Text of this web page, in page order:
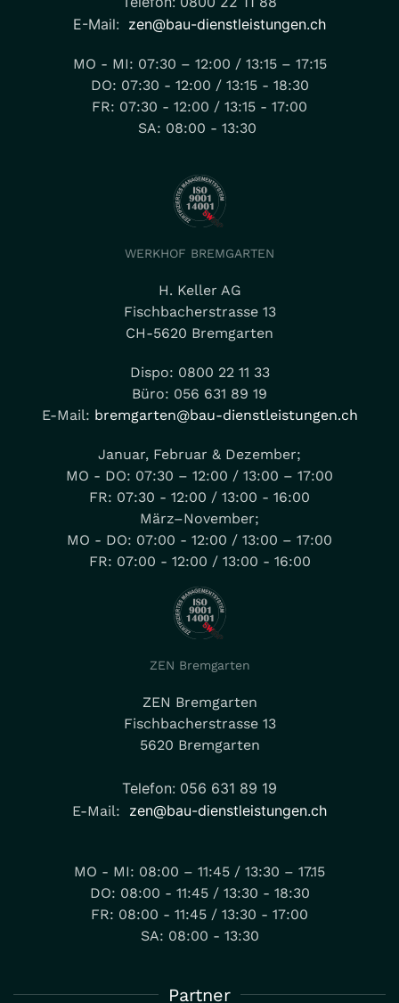
E-Mail: zen@bau-dienstleistungen.ch
MO - MI: 07:30 – 12:00 / 13:15 – 17:15
DO: 07:30 - 12:00 / 13:15 - 18:30
FR: 07:30 - 12:00 / 13:15 - 17:00
SA: 08:00 - 13:30
WERKHOF BREMGARTEN
H. Keller AG
Fischbacherstrasse 13
CH-5620 Bremgarten
Dispo: 0800 22 11 33
Büro: 056 631 89 19
E-Mail: bremgarten@bau-dienstleistungen.ch
Januar, Februar & Dezember;
MO - DO: 07:30 – 12:00 / 13:00 – 17:00
FR: 07:30 - 12:00 / 13:00 - 16:00
März–November;
MO - DO: 07:00 - 12:00 / 13:00 – 17:00
FR: 07:00 - 12:00 / 13:00 - 16:00
ZEN Bremgarten
ZEN Bremgarten
Fischbacherstrasse 13
5620 Bremgarten
Telefon: 056 631 89 19
E-Mail: zen@bau-dienstleistungen.ch
MO - MI: 08:00 – 11:45 / 13:30 – 17.15
DO: 08:00 - 11:45 / 13:30 - 18:30
FR: 08:00 - 11:45 / 13:30 - 17:00
SA: 08:00 - 13:30
Partner